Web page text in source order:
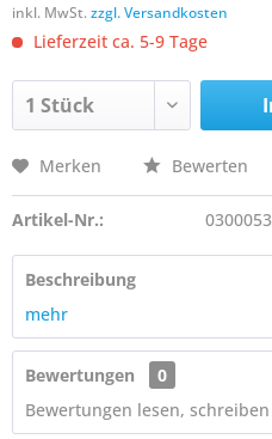
inkl. MwSt.zzgl. Versandkosten
Lieferzeit ca. 5-9 Tage
Merken Bewerten
Artikel-Nr.:
Beschreibung
mehr
Bewertungen
0
Bewertungen lesen,